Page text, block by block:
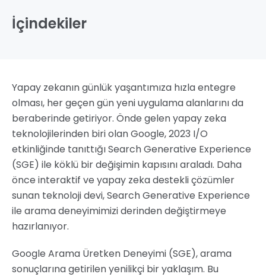
İçindekiler
Yapay zekanın günlük yaşantımıza hızla entegre
olması, her geçen gün yeni uygulama alanlarını da
beraberinde getiriyor. Önde gelen yapay zeka
teknolojilerinden biri olan Google, 2023 I/O
etkinliğinde tanıttığı Search Generative Experience
(SGE) ile köklü bir değişimin kapısını araladı. Daha
önce interaktif ve yapay zeka destekli çözümler
sunan teknoloji devi, Search Generative Experience
ile arama deneyimimizi derinden değiştirmeye
hazırlanıyor.
Google Arama Üretken Deneyimi (SGE), arama
sonuçlarına getirilen yenilikçi bir yaklaşım. Bu